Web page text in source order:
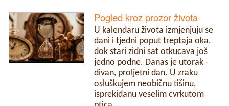
Pogled kroz prozor života
U kalendaru života izmjenjuju se
dani i tjedni poput treptaja oka,
dok stari zidni sat otkucava još
jedno podne. Danas je utorak -
divan, proljetni dan. U zraku
osluškujem neobičnu tišinu,
isprekidanu veselim cvrkutom